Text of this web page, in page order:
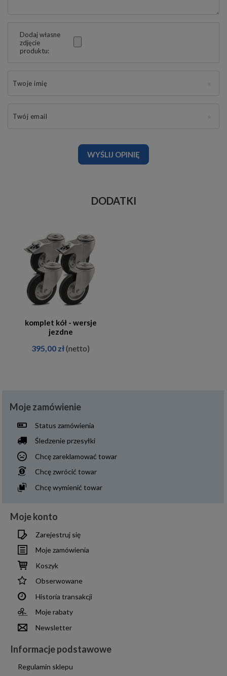
Dodaj własne
zdjęcie
produktu:
Twoje imię
Twój email
WYŚLIJ OPINIĘ
DODATKI
komplet kół - wersje
jezdne
395,00 zł(netto)
Moje zamówienie
Status zamówienia
Śledzenie przesyłki
Chcę zareklamować towar
Chcę zwrócić towar
Chcę wymienić towar
Moje konto
Zarejestruj się
Moje zamówienia
Koszyk
Obserwowane
Historia transakcji
Moje rabaty
Newsletter
Informacje podstawowe
Regulamin sklepu